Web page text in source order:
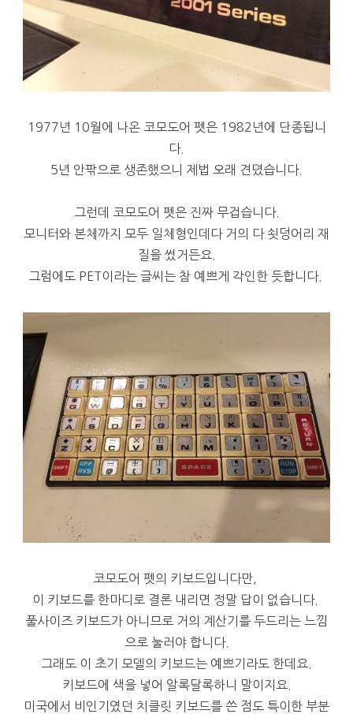
1977년 10월에 나온 코모도어 펫은 1982년에 단종됩니
다.
5년 안팎으로 생존했으니 제법 오래 견뎠습니다.
그런데 코모도어 펫은 진짜 무겁습니다.
모니터와 본체까지 모두 일체형인데다 거의 다 쇳덩어리 재
질을 썼거든요.
그럼에도 PET이라는 글씨는 참 예쁘게 각인한 듯합니다.
코모도어 펫의 키보드입니다만,
이 키보드를 한마디로 결론 내리면 정말 답이 없습니다.
풀사이즈 키보드가 아니므로 거의 계산기를 두드리는 느낌
으로 눌러야 합니다.
그래도 이 초기 모델의 키보드는 예쁘기라도 한데요.
키보드에 색을 넣어 알록달록하니 말이지요.
미국에서 비인기였던 치클릿 키보드를 쓴 점도 특이한 부분